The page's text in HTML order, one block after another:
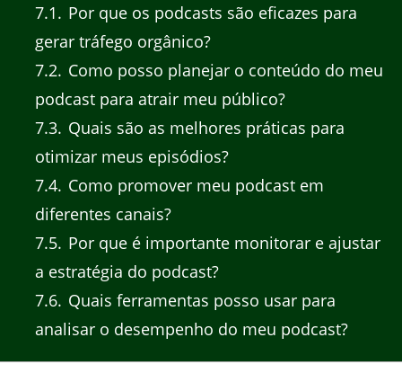
7.1
Por que os podcasts são eficazes para
gerar tráfego orgânico?
7.2 Como posso planejar o conteúdo do meu
podcast para atrair meu público?
7.3 Quais são as melhores práticas para
otimizar meus episódios?
7.4 Como promover meu podcast em
diferentes canais?
7.5 Por que é importante monitorar e ajustar
a estratégia do podcast?
7.6 Quais ferramentas posso usar para
analisar o desempenho do meu podcast?